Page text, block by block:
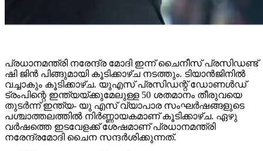
പ്രധാനമന്ത്രി നരേന്ദ്ര മോദി ഇന്ന് ചൈനീസ് പ്രസിഡണ്ട്
ഷി ജിൻ പിങ്ങുമായി കൂടിക്കാഴ്ച നടത്തും. ടിയാൻജിനിൽ
വച്ചാകും കൂടിക്കാഴ്ച. യുഎസ് പ്രസിഡന്റ് ഡോണൾഡ്
ട്രംപിന്റെ ഇന്ത്യയ്ക്കുമേലുള്ള 50 ശതമാനം തീരുവയെ
തുടർന്ന് ഇന്ത്യ- യു എസ് വ്യാപാര സംഘർഷങ്ങളുടെ
പശ്ചാത്തലത്തിൽ നിർണ്ണായകമാണ് കൂടിക്കാഴ്ച. ഏഴു
വർഷത്തെ ഇടവേളക്ക് ശേഷമാണ് പ്രധാനമന്ത്രി
നരേന്ദ്രമോദി ചൈന സന്ദർശിക്കുന്നത്.